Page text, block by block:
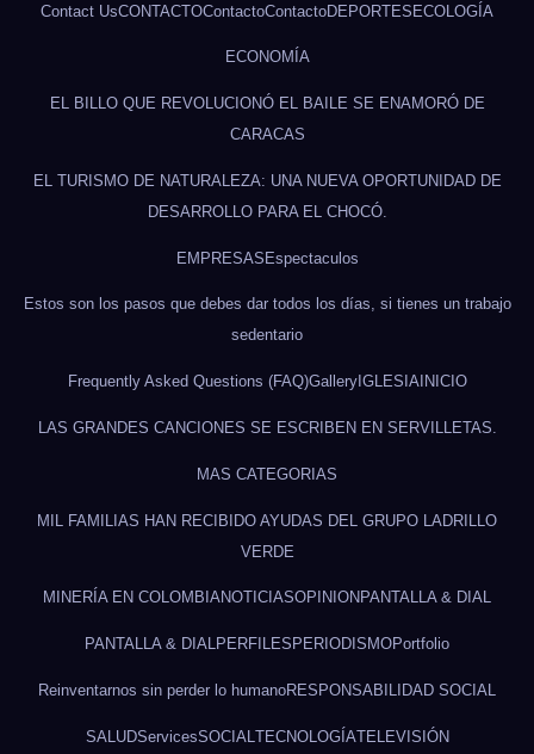
Contact UsCONTACTOContactoContactoDEPORTESECOLOGÍA
ECONOMÍA
EL BILLO QUE REVOLUCIONÓ EL BAILE SE ENAMORÓ DE
CARACAS
EL TURISMO DE NATURALEZA: UNA NUEVA OPORTUNIDAD DE
DESARROLLO PARA EL CHOCÓ.
EMPRESASEspectaculos
Estos son los pasos que debes dar todos los días, si tienes un trabajo
sedentario
Frequently Asked Questions (FAQ)GalleryIGLESIAINICIO
LAS GRANDES CANCIONES SE ESCRIBEN EN SERVILLETAS.
MAS CATEGORIAS
MIL FAMILIAS HAN RECIBIDO AYUDAS DEL GRUPO LADRILLO
VERDE
MINERÍA EN COLOMBIANOTICIASOPINION PANTALLA & DIAL
PANTALLA & DIALPERFILES PERIODISMOPortfolio
Reinventarnos sin perder lo humanoRESPONSABILIDAD SOCIAL
SALUDServicesSOCIAL TECNOLOGÍATELEVISIÓN